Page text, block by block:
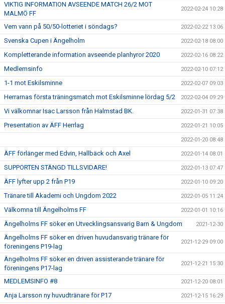
VIKTIG INFORMATION AVSEENDE MATCH 26/2 MOT
MALMÖ FF
2022-02-24 10:28
Vem vann på 50/50-lotteriet i söndags? 2022-02-22 13:06
Svenska Cupen i Ängelholm 2022-02-18 08:00
Kompletterande information avseende planhyror 2020 2022-02-16 08:22
Medlemsinfo 2022-02-10 07:12
1-1 mot Eskilsminne 2022-02-07 09:03
Herrarnas första träningsmatch mot Eskilsminne lördag 5/2 2022-02-04 09:29
Vi välkomnar Isac Larsson från Halmstad BK. 2022-01-31 07:38
Presentation av ÄFF Herrlag 2022-01-21 10:05
2022-01-20 08:48
ÄFF förlänger med Edvin, Hallbäck och Axel 2022-01-14 08:01
SUPPORTEN STÄNGD TILLSVIDARE! 2022-01-13 07:47
ÄFF lyfter upp 2 från P19 2022-01-10 09:20
Tränare till Akademi och Ungdom 2022 2022-01-05 11:24
Välkomna till Ängelholms FF 2022-01-01 10:16
Ängelholms FF söker en Utvecklingsansvarig Barn & Ungdom 2021-12-30
Ängelholms FF söker en driven huvudansvarig tränare för
föreningens P19-lag
2021-12-29 09:00
Ängelholms FF söker en driven assisterande tränare för
föreningens P17-lag
2021-12-21 15:30
MEDLEMSINFO #8 2021-12-20 08:01
Anja Larsson ny huvudtränare för P17 2021-12-15 16:29